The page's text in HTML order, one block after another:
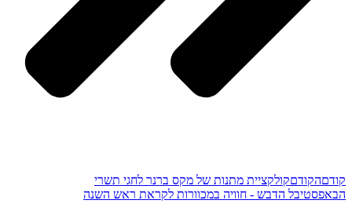
קודםהקודםקולקציית מתנות של מקס ברנר לחגי תשרי
הבאפסטיבל הדבש - חוויה במכוורות לקראת ראש השנה